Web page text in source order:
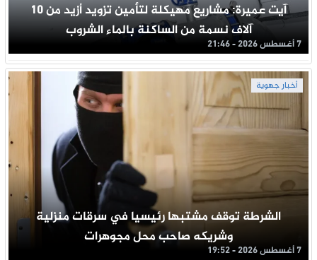
آيت عميرة: مشاريع مهيكلة لتأمين تزويد أزيد من 10
آلاف نسمة من الساكنة بالماء الشروب
7 أغسطس 2026 - 21:46
أخبار جهوية
الشرطة توقف مشتبها رئيسيا في سرقات منزلية
وشريكه صاحب محل مجوهرات
7 أغسطس 2026 - 19:52